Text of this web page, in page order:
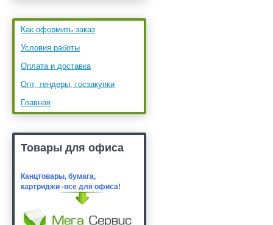
Как оформить заказ
Условия работы
Оплата и доставка
Опт, тендеры, госзакупки
Главная
Товары для офиса
Канцтовары, бумага,
картриджи -все для офиса!